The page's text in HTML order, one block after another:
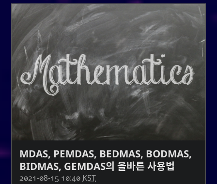
MDAS, PEMDAS, BEDMAS, BODMAS,
BIDMAS, GEMDAS의 올바른 사용법
2021-08-15 10:40 KST